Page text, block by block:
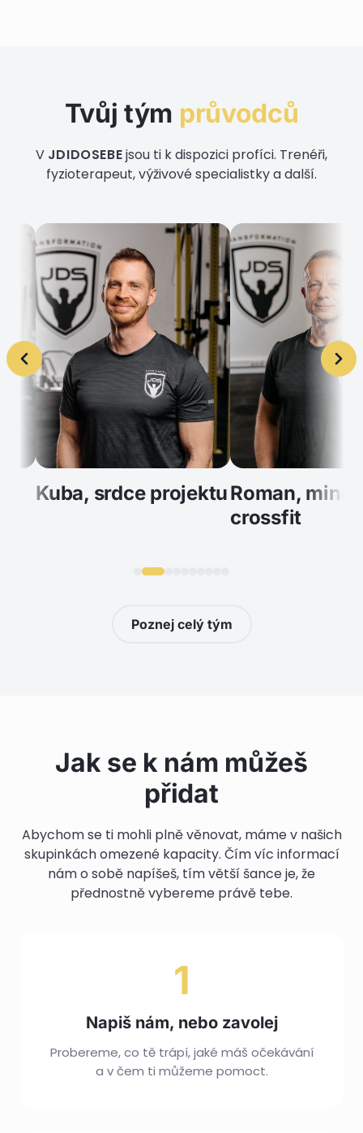
Tvůj tým průvodců
V JDIDOSEBEjsou ti k dispozici profíci. Trenéři,
fyzioterapeut, výživové specialistky a další.
srdce projektuRoman, mindset,
crossfit
Poznej celý tým
Jak se k nám můžeš
přidat
Abychom se ti mohli plně věnovat, máme v našich
skupinkách omezené kapacity. Čím víc informací
nám o sobě napíšeš, tím větší šance je, že
přednostně vybereme právě tebe.
1
Napiš nám, nebo zavolej
Probereme, co tě trápí, jaké máš očekávání
a v čem ti můžeme pomoct.